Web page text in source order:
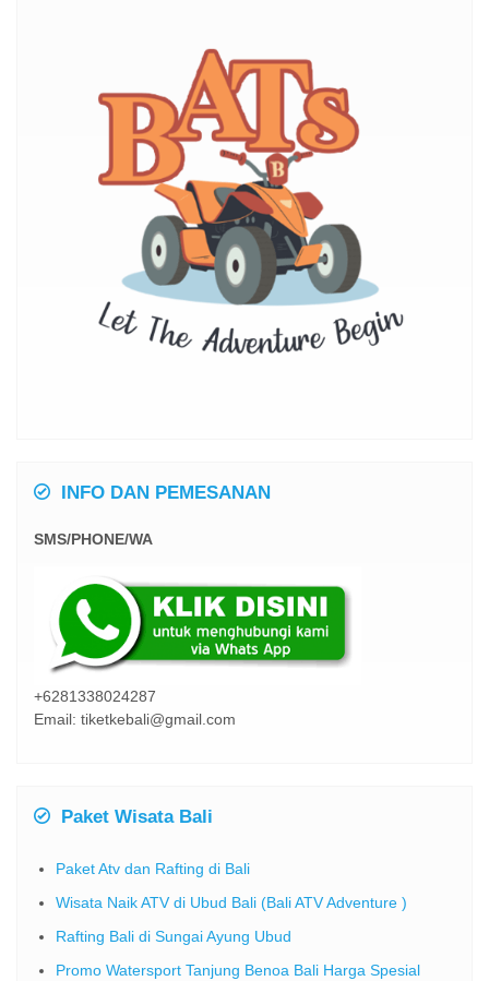
INFO DAN PEMESANAN
SMS/PHONE/WA
+6281338024287
Email: tiketkebali@gmail.com
Paket Wisata Bali
Paket Atv dan Rafting di Bali
Wisata Naik ATV di Ubud Bali (Bali ATV Adventure )
Rafting Bali di Sungai Ayung Ubud
Promo Watersport Tanjung Benoa Bali Harga Spesial